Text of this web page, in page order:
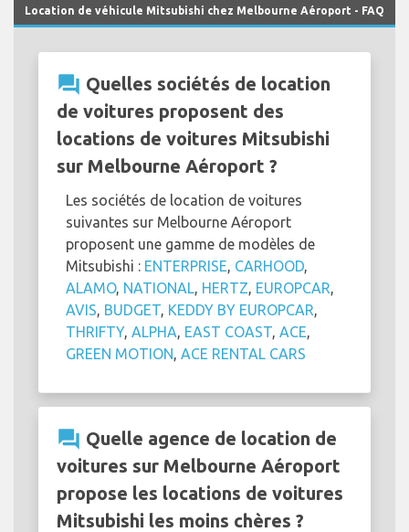
Location de véhicule Mitsubishi chez Melbourne Aéroport - FAQ
question_answer Quelles sociétés de location
de voitures proposent des
locations de voitures Mitsubishi
sur Melbourne Aéroport ?
Les sociétés de location de voitures
suivantes sur Melbourne Aéroport
proposent une gamme de modèles de
Mitsubishi : ENTERPRISE CARHOOD
ALAMO, NATIONAL HERTZ EUROPCAR
AVIS BUDGET KEDDY BY EUROPCAR
THRIFTY, ALPHA EAST COAST ACE
GREEN MOTION ACE RENTAL CARS
question_answer Quelle agence de location de
voitures sur Melbourne Aéroport
propose les locations de voitures
Mitsubishi les moins chères ?